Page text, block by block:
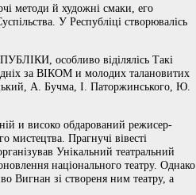
методи й художні смаки, его
У Республіці створювалісь
особливо віділялісь Такі
за ВІКОМ и молодих талановитих
А. Бучма, І. Паторжинського, Ю.
и високо обдарований режисер-
мистецтва. Прагнучі вівесті
Унікальний театральний
національного театру. Однако
Вигнан зі створеня ним театру, а